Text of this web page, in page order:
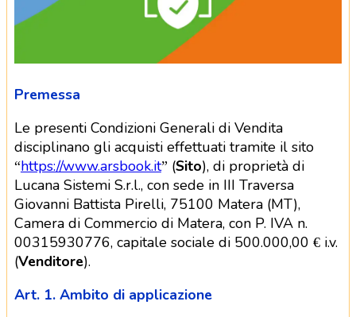
Premessa
Le presenti Condizioni Generali di Vendita
disciplinano gli acquisti effettuati tramite il sito
“https://www.arsbook.it” (Sito), di proprietà di
Lucana Sistemi S.r.l., con sede in III Traversa
Giovanni Battista Pirelli, 75100 Matera (MT),
Camera di Commercio di Matera, con P. IVA n.
00315930776, capitale sociale di 500.000,00 € i.v.
(Venditore).
Art. 1. Ambito di applicazione